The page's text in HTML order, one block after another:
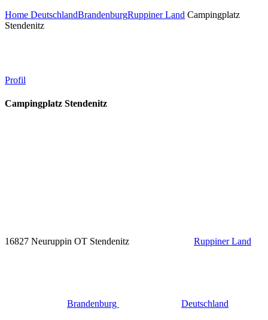
Home DeutschlandBrandenburgRuppiner Land Campingplatz
Stendenitz
Profil
Campingplatz Stendenitz
16827 Neuruppin OT Stendenitz Ruppiner Land
Brandenburg Deutschland